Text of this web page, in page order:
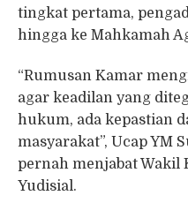
tingkat pertama,
hingga ke Mahkamah
“Rumusan Kamar
agar keadilan yang
hukum, ada kepastian
masyarakat”, Ucap YM
pernah menjabat Wakil
Yudisial.